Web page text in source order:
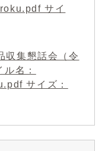
サイ
収集懇話会（令
名：
サイズ：